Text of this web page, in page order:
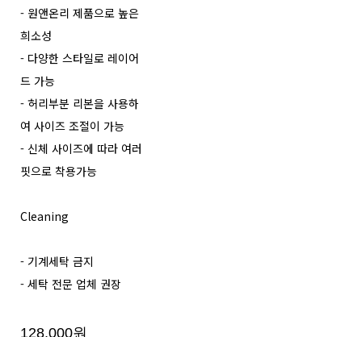
- 원앤온리 제품으로 높은
희소성
- 다양한 스타일로 레이어
드 가능
- 허리부분 리본을 사용하
여 사이즈 조절이 가능
- 신체 사이즈에 따라 여러
핏으로 착용가능
Cleaning
- 기계세탁 금지
- 세탁 전문 업체 권장
128,000원